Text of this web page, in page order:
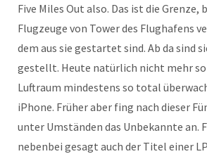
Five Miles Out also. Das ist die Grenze,
Flugzeuge von Tower des Flughafens
dem aus sie gestartet sind. Ab da sind
gestellt. Heute natürlich nicht mehr
Luftraum mindestens so total
iPhone. Früher aber fing nach dieser
unter Umständen das Unbekannte an.
nebenbei gesagt auch der Titel einer